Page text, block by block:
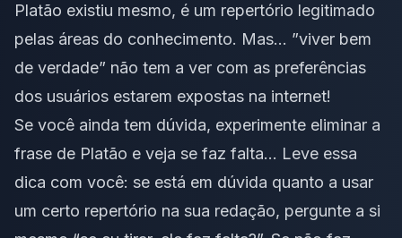
Platão existiu mesmo, é um repertório legitimado
pelas áreas do conhecimento. Mas… ”viver bem
de verdade” não tem a ver com as preferências
dos usuários estarem expostas na internet!
Se você ainda tem dúvida, experimente eliminar a
frase de Platão e veja se faz falta… Leve essa
dica com você: se está em dúvida quanto a usar
um certo repertório na sua redação, pergunte a si